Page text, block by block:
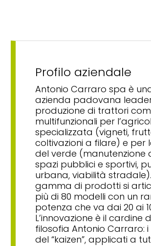
Profilo aziendale
Antonio Carraro spa è
azienda padovana
produzione di trattori
multifunzionali per
specializzata (vigneti,
coltivazioni a filare) e per
del verde (manutenzione
spazi pubblici e sportivi,
urbana, viabilità
gamma di prodotti si
più di 80 modelli con un
potenza che va dai 20 ai
L’innovazione è il cardine
filosofia Antonio Carraro: i
del “kaizen”, applicati a